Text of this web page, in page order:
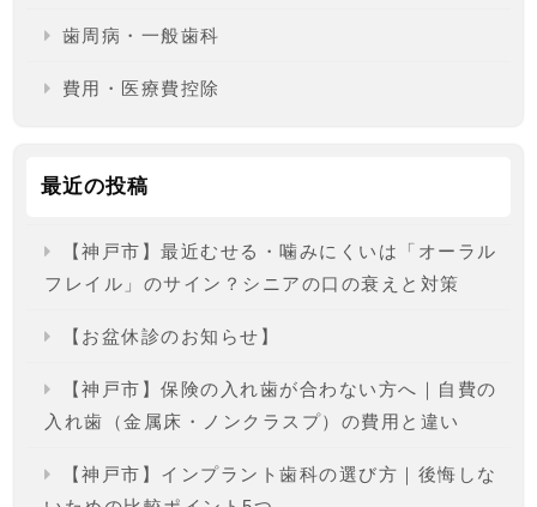
歯周病・一般歯科
費用・医療費控除
最近の投稿
【神戸市】最近むせる・噛みにくいは「オーラル
フレイル」のサイン？シニアの口の衰えと対策
【お盆休診のお知らせ】
【神戸市】保険の入れ歯が合わない方へ｜自費の
入れ歯（金属床・ノンクラスプ）の費用と違い
【神戸市】インプラント歯科の選び方｜後悔しな